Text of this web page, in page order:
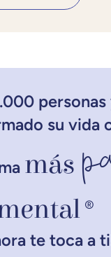
personas
su vida
más
®
te toca a